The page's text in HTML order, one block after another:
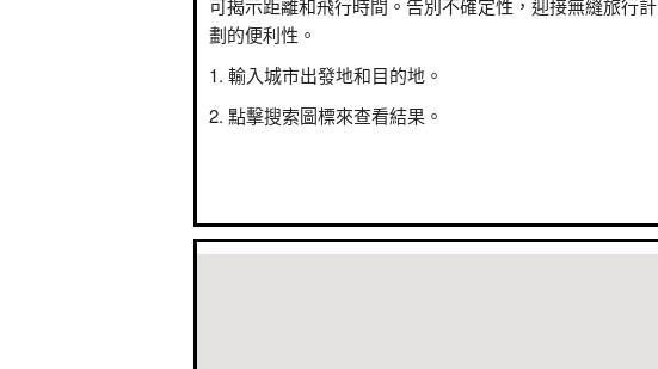
可揭示距離和飛行時間。告別不確定性，迎接無縫旅行計
劃的便利性。
輸入城市出發地和目的地。
點擊搜索圖標來查看結果。